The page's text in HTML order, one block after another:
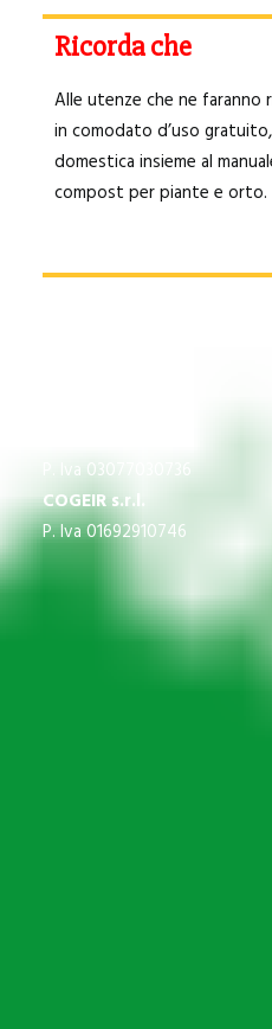
Ricorda che
Alle utenze che ne faranno
in comodato d’uso
domestica insieme al
compost per piante e orto.
P. Iva 03077030736
COGEIR s.r.l.
P. Iva 01692910746